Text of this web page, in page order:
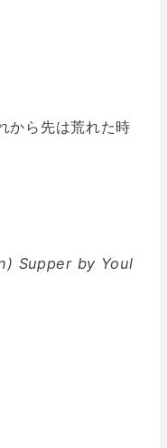
から先は荒れた時
Supper by Youl